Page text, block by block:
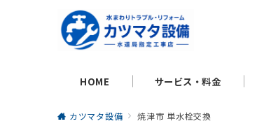
HOME サービス・料金
カツマタ設備 焼津市 単水栓交換